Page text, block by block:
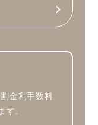
金利手数料
す。